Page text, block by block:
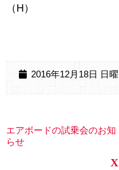
（H）
2016年12月18日 日
エアボードの試乗会のお知
らせ